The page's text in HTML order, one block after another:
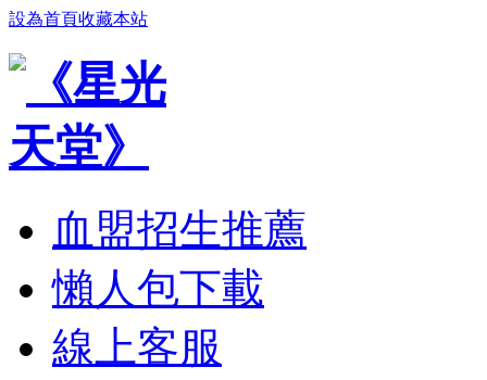
設為首頁收藏本站
血盟招生推薦
懶人包下載
線上客服